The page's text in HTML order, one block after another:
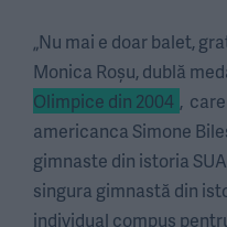
„Nu mai e doar balet,
Monica Roșu, dublă
Olimpice din 2004 ,
americanca Simone
gimnaste din istoria
singura gimnastă din
individual compus